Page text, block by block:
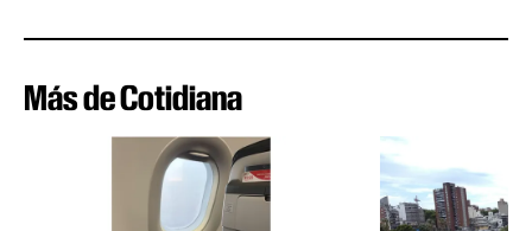
Más de Cotidiana